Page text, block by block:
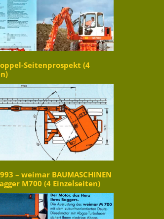
Seitenprospekt (4
– weimar BAUMASCHINEN
M700 (4 Einzelseiten)